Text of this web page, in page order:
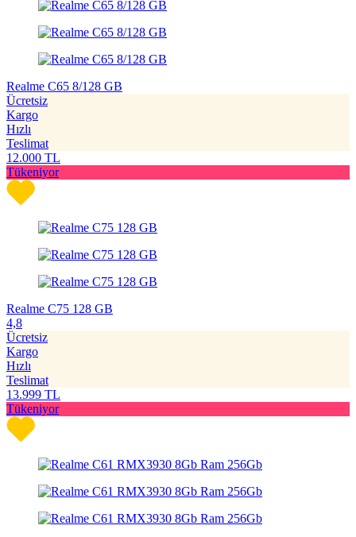
Realme C65 8/128 GB
Ücretsiz
Kargo
Hızlı
Teslimat
12.000 TL
Tükeniyor
Realme C75 128 GB
4,8
Ücretsiz
Kargo
Hızlı
Teslimat
13.999 TL
Tükeniyor